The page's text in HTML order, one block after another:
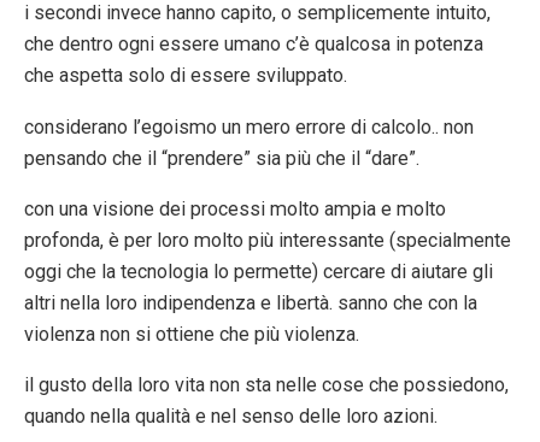
i secondi invece hanno capito, o semplicemente intuito,
che dentro ogni essere umano c’è qualcosa in potenza
che aspetta solo di essere sviluppato.
considerano l’egoismo un mero errore di calcolo.. non
pensando che il “prendere” sia più che il “dare”.
con una visione dei processi molto ampia e molto
profonda, è per loro molto più interessante (specialmente
oggi che la tecnologia lo permette) cercare di aiutare gli
altri nella loro indipendenza e libertà. sanno che con la
violenza non si ottiene che più violenza.
il gusto della loro vita non sta nelle cose che possiedono,
quando nella qualità e nel senso delle loro azioni.